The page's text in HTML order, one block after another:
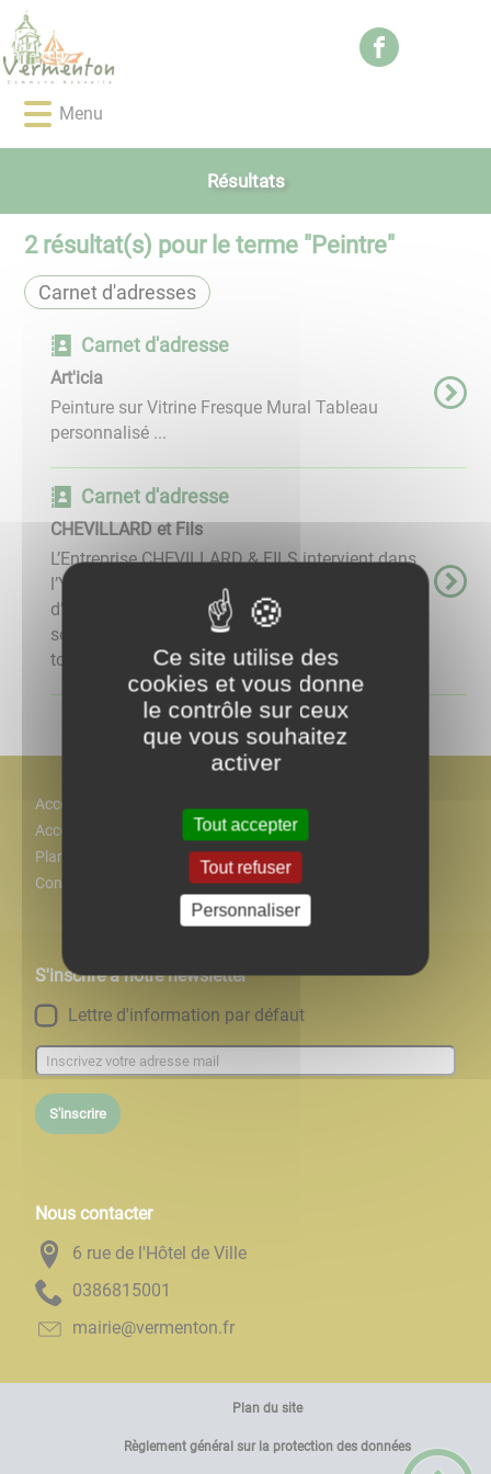
Lien
d'accès
rapide
au
menu
Lien
d'accès
rapide
au
contenu
Lien
d'accès
rapide
à
Lien
d'accès
rapide
au
pied
Menu
Résultats
2résultat(s) pour le terme "Peintre"
Carnet d'adresses
Carnet d'adresse
Art'icia
Peinture sur Vitrine Fresque Mural Tableau
personnalisé ...
Carnet d'adresse
CHEVILLARD et Fils
L’Entreprise CHEVILLARD & FILS intervient dans
l’Yonne et le nord de la Nièvre sur vos projets
d’isolation combles, ITE, plafond de sous-
sol, de ravalement de façade et peinture de
toiture, ...
Accès
Accessiblité
Plan
Contact
S'inscrire à notre newsletter
Lettre d'information par défaut
S'inscrire
Nous contacter
6 rue de l'Hôtel de Ville
1005186830
rf.notnemrev@eiriam
Plan du site
Règlement général sur la protection des données
Panneau de gestion des cookies
Ce site utilise des
cookies et vous donne
le contrôle sur ceux
que vous souhaitez
activer
Tout accepter
Tout refuser
Personnaliser